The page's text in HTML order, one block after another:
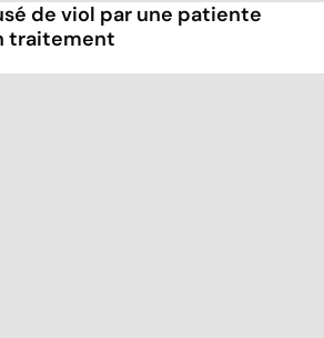
de viol par une patiente
traitement